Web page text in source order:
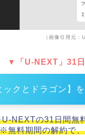
（画像引用元：
▼「U-NEXT」31
ックとドラゴン】
NEXTの31日間無
※無料期間の解約で